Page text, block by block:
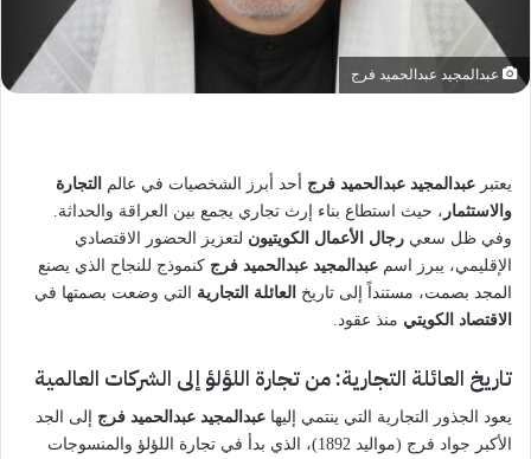
عبدالمجيد عبدالحميد فرج
يعتبر عبدالمجيد عبدالحميد فرج أحد أبرز الشخصيات في عالم
التجارة
والاستثمار ، حيث استطاع بناء إرث تجاري يجمع بين العراقة والحداثة.
وفي ظل سعي رجال الأعمال الكويتيون لتعزيز الحضور الاقتصادي
الإقليمي، يبرز اسم عبدالمجيد عبدالحميد فرج كنموذج للنجاح الذي يصنع
المجد بصمت، مستنداً إلى تاريخ العائلة التجارية التي وضعت بصمتها في
الاقتصاد الكويتي منذ عقود.
تاريخ العائلة التجارية: من تجارة اللؤلؤ إلى الشركات العالمية
يعود الجذور التجارية التي ينتمي إليها عبدالمجيد عبدالحميد فرج إلى الجد
الأكبر جواد فرج (مواليد 1892)، الذي بدأ في تجارة اللؤلؤ والمنسوجات